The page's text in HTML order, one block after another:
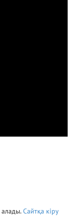
алады.Сайтқа кіру